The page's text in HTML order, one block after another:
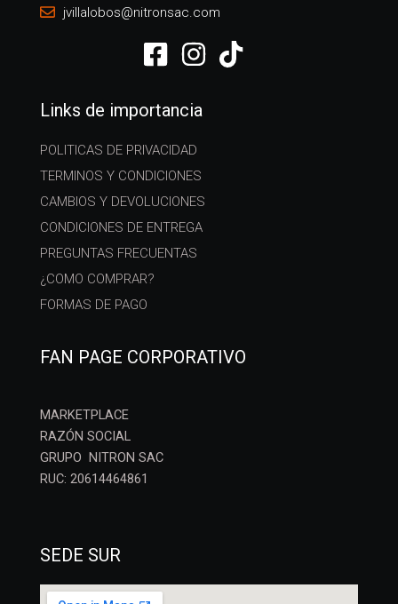
jvillalobos@nitronsac.com
Links de importancia
POLITICAS DE PRIVACIDAD
TERMINOS Y CONDICIONES
CAMBIOS Y DEVOLUCIONES
CONDICIONES DE ENTREGA
PREGUNTAS FRECUENTAS
¿COMO COMPRAR?
FORMAS DE PAGO
FAN PAGE CORPORATIVO
MARKETPLACE
RAZÓN SOCIAL
GRUPO NITRON SAC
RUC: 20614464861
SEDE SUR